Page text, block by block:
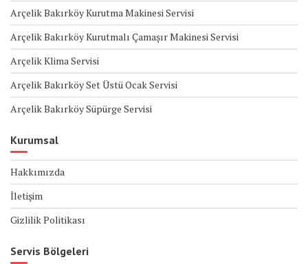
Arçelik Bakırköy Kurutma Makinesi Servisi
Arçelik Bakırköy Kurutmalı Çamaşır Makinesi Servisi
Arçelik Klima Servisi
Arçelik Bakırköy Set Üstü Ocak Servisi
Arçelik Bakırköy Süpürge Servisi
Kurumsal
Hakkımızda
İletişim
Gizlilik Politikası
Servis Bölgeleri